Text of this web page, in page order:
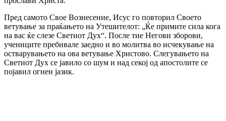
Пред самото Свое Вознесение, Исус го повторил Своето
ветување за праќањето на Утешителот: „Ќе примите сила кога
на вас ќе слезе Светиот Дух“. После тие Негови зборови,
учениците пребивале заедно и во молитва во исчекување на
остварувањето на ова ветување Христово. Слегувањето на
Светиот Дух се јавило со шум и над секој од апостолите се
појавил огнен јазик.